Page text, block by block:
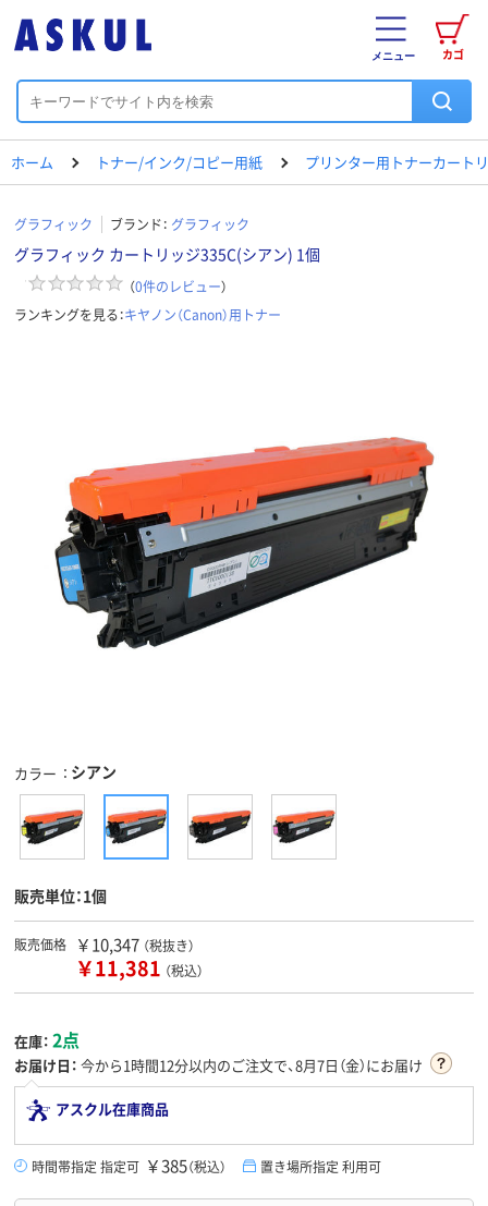
カゴ
メニュー
ホーム トナー/インク/コピー用紙 プリンター用トナーカート
グラフィック ブランド： グラフィック
グラフィック カートリッジ335C(シアン) 1個
（0件のレビュー）
ランキングを見る：キヤノン（Canon）用トナー
カラー シアン
販売単位：1個
販売価格 ￥10,347 （税抜き）
￥11,381 （税込）
在庫： 2点
お届け日： 今から1時間12分以内のご注文で、8月7日（金）にお届け
アスクル在庫商品
時間帯指定 指定可 ￥385（税込） 置き場所指定 利用可